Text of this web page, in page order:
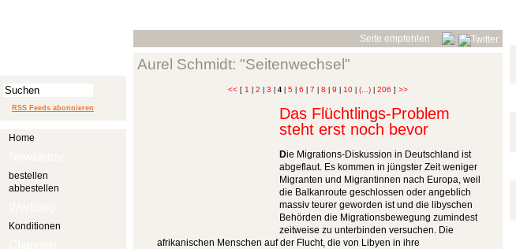
RSS Feeds abonnieren
Home
bestellen
abbestellen
Konditionen
Seite empfehlen
Aurel Schmidt: "Seitenwechsel"
<< [ 1 2 3 4 5 6 7 8 9 10 (...) 206 ] >>
Das Flüchtlings-Problem
steht erst noch bevor
Die Migrations-Diskussion in Deutschland ist
abgeflaut. Es kommen in jüngster Zeit weniger
Migranten und Migrantinnen nach Europa, weil
die Balkanroute geschlossen oder angeblich
massiv teurer geworden ist und die libyschen
Behörden die Migrationsbewegung zumindest
zeitweise zu unterbinden versuchen. Die
afrikanischen Menschen auf der Flucht, die von Libyen in ihre